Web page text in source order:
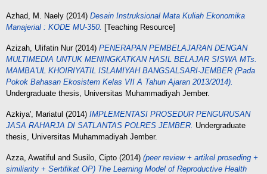
Azhad, M. Naely (2014) Desain Instruksional Mata Kuliah Ekonomika
Manajerial : KODE MU-350. [Teaching Resource]
Azizah, Ulifatin Nur(2014) PENERAPAN PEMBELAJARAN DENGAN
MULTIMEDIA UNTUK MENINGKATKAN HASIL BELAJAR SISWA MTs.
MAMBA'UL KHOIRIYATIL ISLAMIYAH BANGSALSARI-JEMBER (Pada
Pokok Bahasan Ekosistem Kelas VII A Tahun Ajaran 2013/2014).
Undergraduate thesis, Universitas Muhammadiyah Jember.
Azkiya', Mariatul (2014) IMPLEMENTASI PROSEDUR PENGURUSAN
JASA RAHARJA DI SATLANTAS POLRES JEMBER. Undergraduate
thesis, Universitas Muhammadiyah Jember.
Azza, Awatiful and Susilo, Cipto (2014) (peer review + artikel proseding +
similiarity + Sertifikat OP) The Learning Model of Reproductive Health